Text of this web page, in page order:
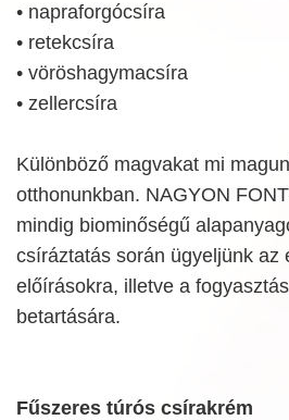
• napraforgócsíra
• retekcsíra
• vöröshagymacsíra
• zellercsíra
Különböző magvakat mi
otthonunkban. NAGYON
mindig biominőségű
csíráztatás során ügyeljünk az
előírásokra, illetve a
betartására.
Fűszeres túrós csírakrém